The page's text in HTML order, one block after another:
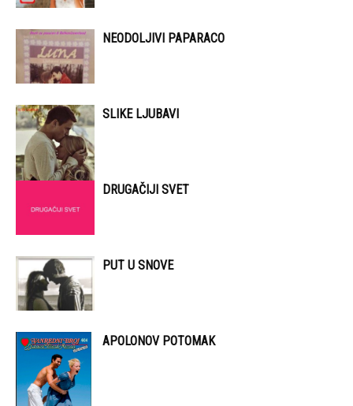
NEODOLJIVI PAPARACO
SLIKE LJUBAVI
DRUGAČIJI SVET
PUT U SNOVE
APOLONOV POTOMAK